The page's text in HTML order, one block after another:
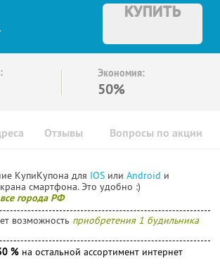
КУПИТЬ
Экономия:
50%
Отзывы Вопросы по акции
КупиКупона для IOS или Android и
смартфона. Это удобно :)
города РФ
возможность приобретения 1 будильника
% на остальной ассортимент интернет